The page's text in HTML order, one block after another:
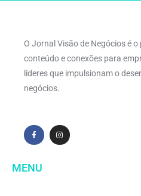
O Jornal Visão de Negócios é
conteúdo e conexões para
líderes que impulsionam o
negócios.
MENU